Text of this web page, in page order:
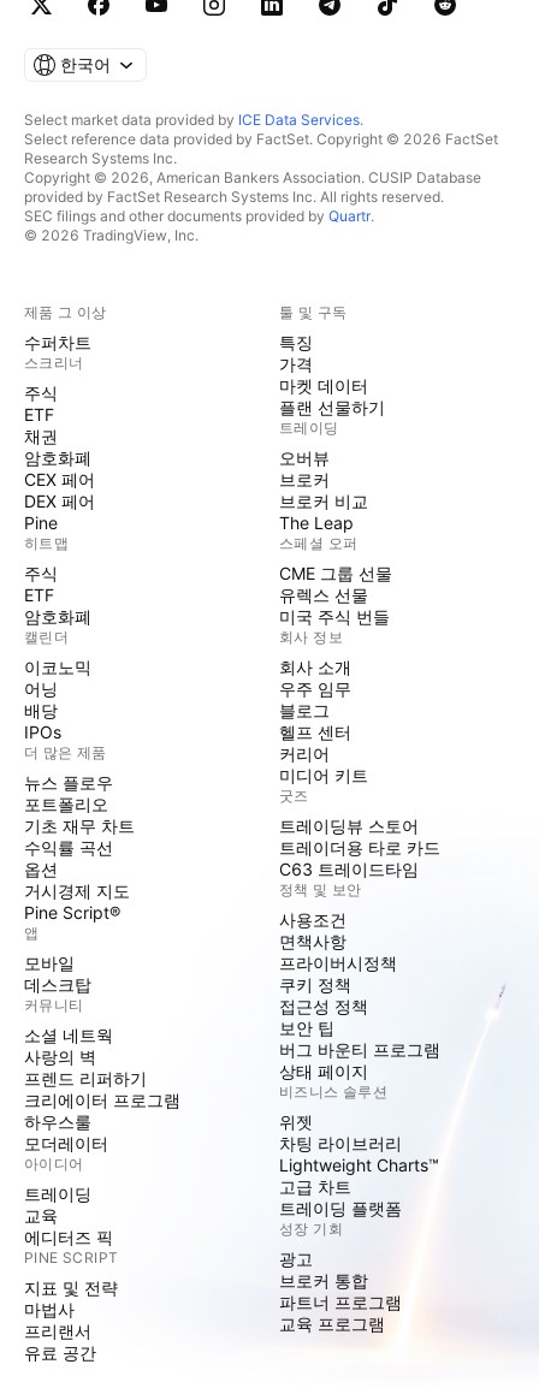
한국어
Select market data provided by ICE Data Services.
Select reference data provided by FactSet. Copyright © 2026 FactSet
Research Systems Inc.
Copyright © 2026, American Bankers Association. CUSIP Database
provided by FactSet Research Systems Inc. All rights reserved.
SEC filings and other documents provided by Quartr.
© 2026 TradingView, Inc.
제품 그 이상
수퍼차트
스크리너
주식
ETF
채권
암호화폐
CEX 페어
DEX 페어
Pine
히트맵
주식
ETF
암호화폐
캘린더
이코노믹
어닝
배당
IPOs
더 많은 제품
뉴스 플로우
포트폴리오
기초 재무 차트
수익률 곡선
옵션
거시경제 지도
Pine Script®
앱
모바일
데스크탑
커뮤니티
소셜 네트웍
사랑의 벽
프렌드 리퍼하기
크리에이터 프로그램
하우스룰
모더레이터
아이디어
트레이딩
교육
에디터즈 픽
PINE SCRIPT
지표 및 전략
마법사
프리랜서
유료 공간
툴 및 구독
특징
가격
마켓 데이터
플랜 선물하기
트레이딩
오버뷰
브로커
브로커 비교
The Leap
스페셜 오퍼
CME 그룹 선물
유렉스 선물
미국 주식 번들
회사 정보
회사 소개
우주 임무
블로그
헬프 센터
커리어
미디어 키트
굿즈
트레이딩뷰 스토어
트레이더용 타로 카드
C63 트레이드타임
정책 및 보안
사용조건
면책사항
프라이버시정책
쿠키 정책
접근성 정책
보안 팁
버그 바운티 프로그램
상태 페이지
비즈니스 솔루션
위젯
차팅 라이브러리
Lightweight Charts™
고급 차트
트레이딩 플랫폼
성장 기회
광고
브로커 통합
파트너 프로그램
교육 프로그램